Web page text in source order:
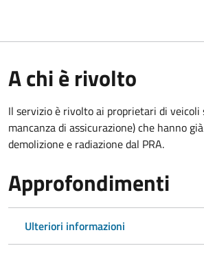
A chi è rivolto
Il servizio è rivolto ai proprietari di veicoli
mancanza di assicurazione) che hanno
demolizione e radiazione dal PRA.
Approfondimenti
Ulteriori informazioni